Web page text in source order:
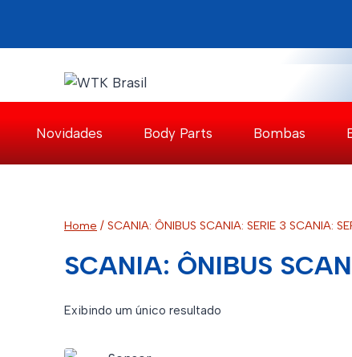
o
Novidades Body Parts Bombas
Home / SCANIA: ÔNIBUS SCANIA: SERIE 3 SCANIA:
SCANIA: ÔNIBUS
Exibindo um único resultado